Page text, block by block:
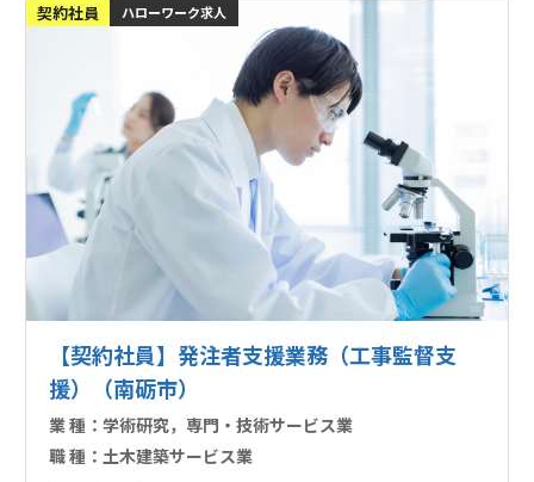
契約社員 ハローワーク求人
【契約社員】発注者支援業務（工事監督支
援）（南砺市）
業 種： 学術研究，専門・技術サービス業
職 種： 土木建築サービス業